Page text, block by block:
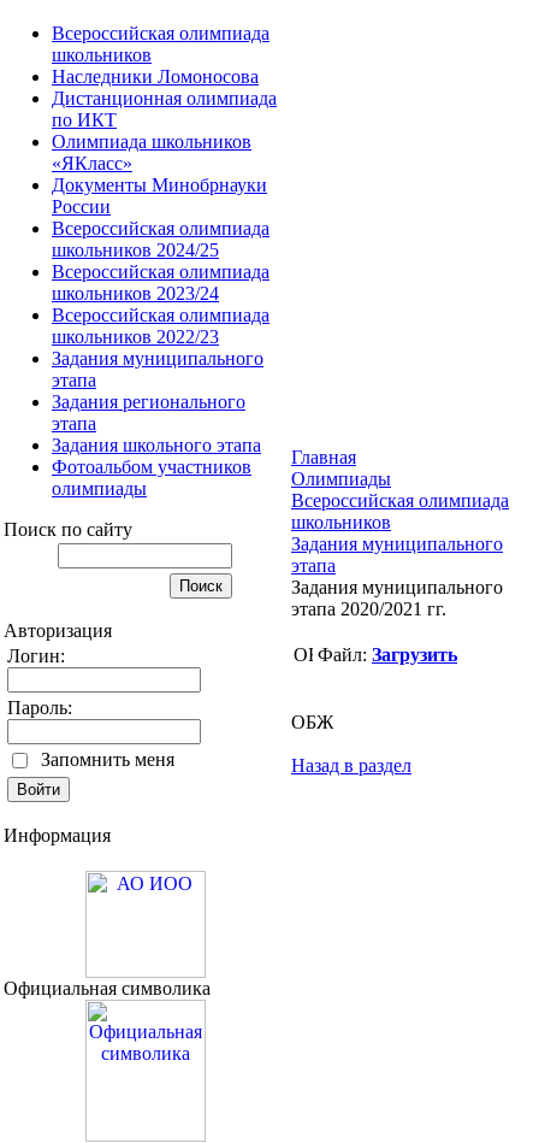
Всероссийская олимпиада
школьников
Наследники Ломоносова
Дистанционная олимпиада
по ИКТ
Олимпиада школьников
«ЯКласс»
Документы Минобрнауки
России
Всероссийская олимпиада
школьников 2024/25
Всероссийская олимпиада
школьников 2023/24
Всероссийская олимпиада
школьников 2022/23
Задания муниципального
этапа
Задания регионального
этапа
Задания школьного этапа
Фотоальбом участников
олимпиады
Поиск по сайту
Авторизация
Логин:
Пароль:
Запомнить меня
Информация
Официальная символика
Главная
Олимпиады
Всероссийская олимпиада
школьников
Задания муниципального
этапа
Задания муниципального
этапа 2020/2021 гг.
Файл: Загрузить
ОБЖ
Назад в раздел